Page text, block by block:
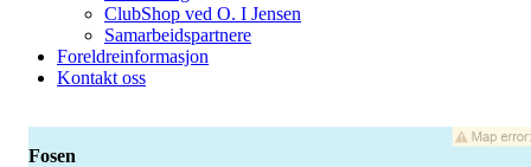
ClubShop ved O. I Jensen
Samarbeidspartnere
Foreldreinformasjon
Kontakt oss
Fosen